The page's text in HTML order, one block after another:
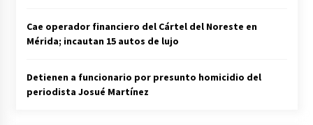
Cae operador financiero del Cártel del Noreste en
Mérida; incautan 15 autos de lujo
Detienen a funcionario por presunto homicidio del
periodista Josué Martínez